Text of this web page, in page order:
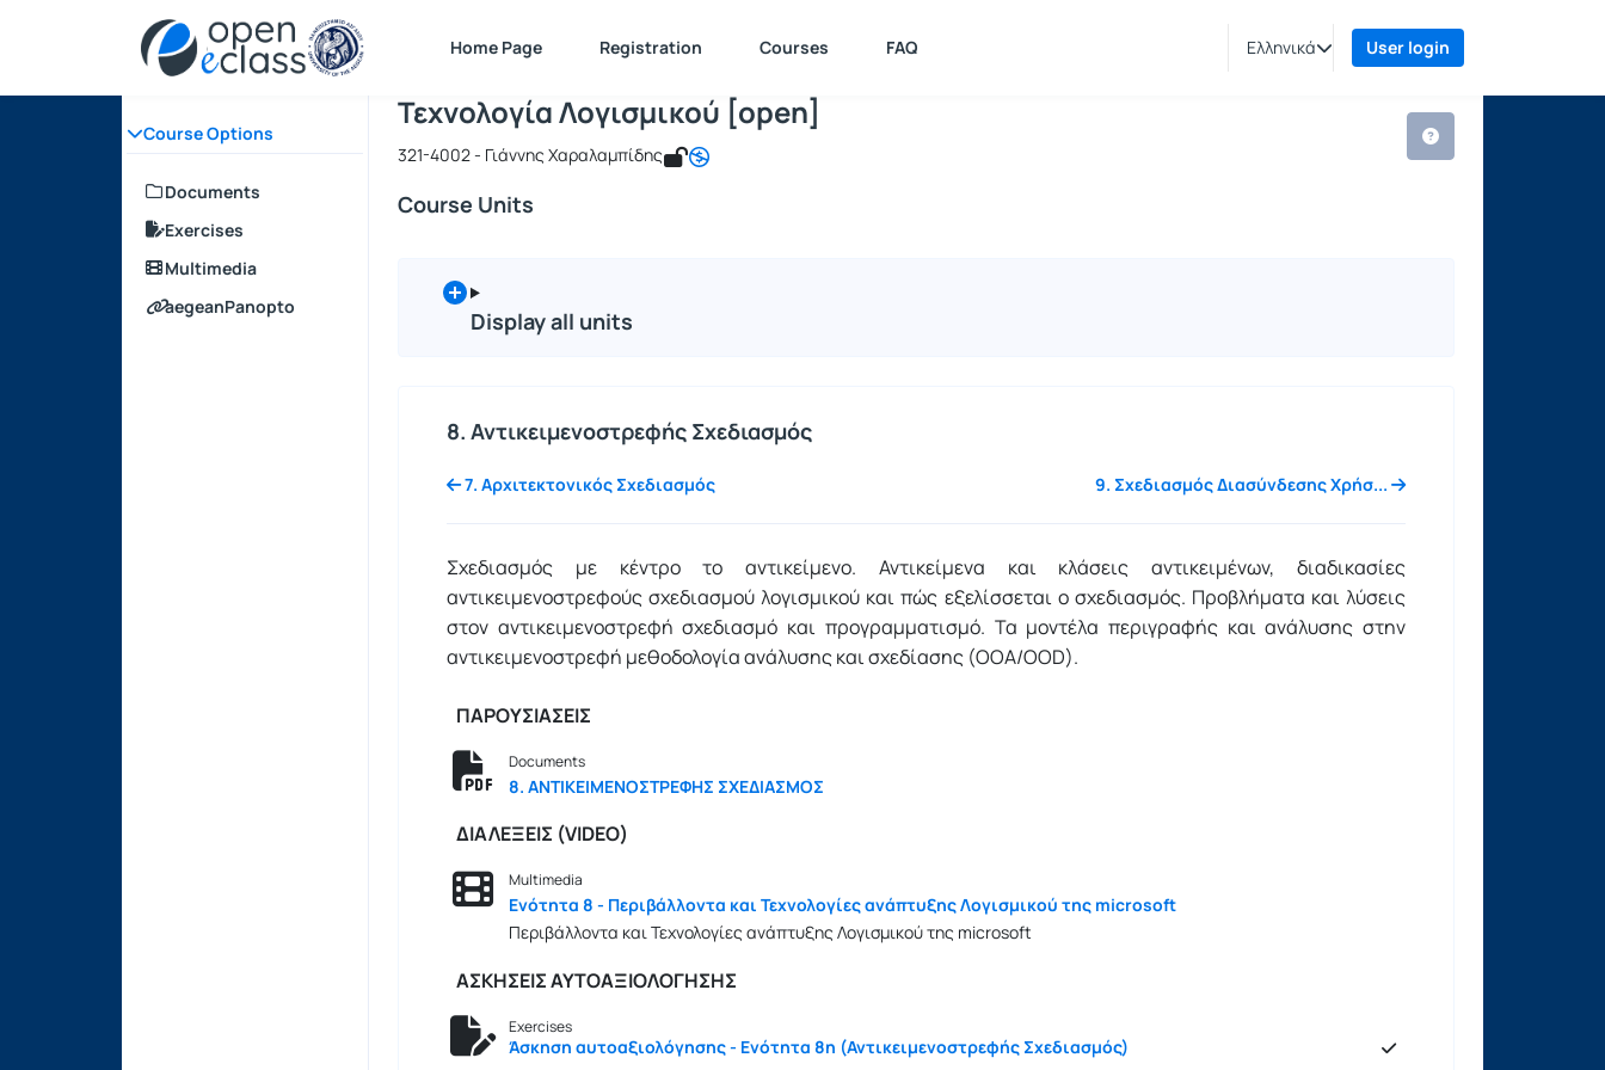
Home Page Registration Courses FAQ Ελληνικά User login
Course Options
Documents
Exercises
Multimedia
aegeanPanopto
Αρχική Σελίδα Τεχνολογία Λογισμικού [open] Course Units
Course : Τεχνολογία Λογισμικού [open]
Course code : ICSD121
Τεχνολογία Λογισμικού [open]
321-4002 - Γιάννης Χαραλαμπίδης
Course Units
Display all units
8. Αντικειμενοστρεφής Σχεδιασμός
7. Αρχιτεκτονικός Σχεδιασμός 9. Σχεδιασμός Διασύνδεσης Χρήσ...
Σχεδιασμός με κέντρο το αντικείμενο. Αντικείμενα και κλάσεις αντικειμένων, διαδικασίες
αντικειμενοστρεφούς σχεδιασμού λογισμικού και πώς εξελίσσεται ο σχεδιασμός. Προβλήματα και λύσεις
στον αντικειμενοστρεφή σχεδιασμό και προγραμματισμό. Τα μοντέλα περιγραφής και ανάλυσης στην
αντικειμενοστρεφή μεθοδολογία ανάλυσης και σχεδίασης (OOA/OOD).
ΠΑΡΟΥΣΙΑΣΕΙΣ
Documents
8. ΑΝΤΙΚΕΙΜΕΝΟΣΤΡΕΦΗΣ ΣΧΕΔΙΑΣΜΟΣ
ΔΙΑΛΕΞΕΙΣ (VIDEO)
Multimedia
Ενότητα 8 - Περιβάλλοντα και Τεχνολογίες ανάπτυξης Λογισμικού της microsoft
Περιβάλλοντα και Τεχνολογίες ανάπτυξης Λογισμικού της microsoft
ΑΣΚΗΣΕΙΣ ΑΥΤΟΑΞΙΟΛΟΓΗΣΗΣ
Exercises
Άσκηση αυτοαξιολόγησης - Ενότητα 8η (Αντικειμενοστρεφής Σχεδιασμός)